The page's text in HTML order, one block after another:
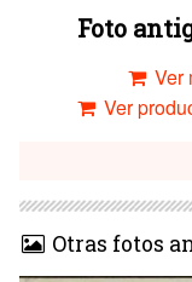
Foto
Ver
Ver
Otras fotos